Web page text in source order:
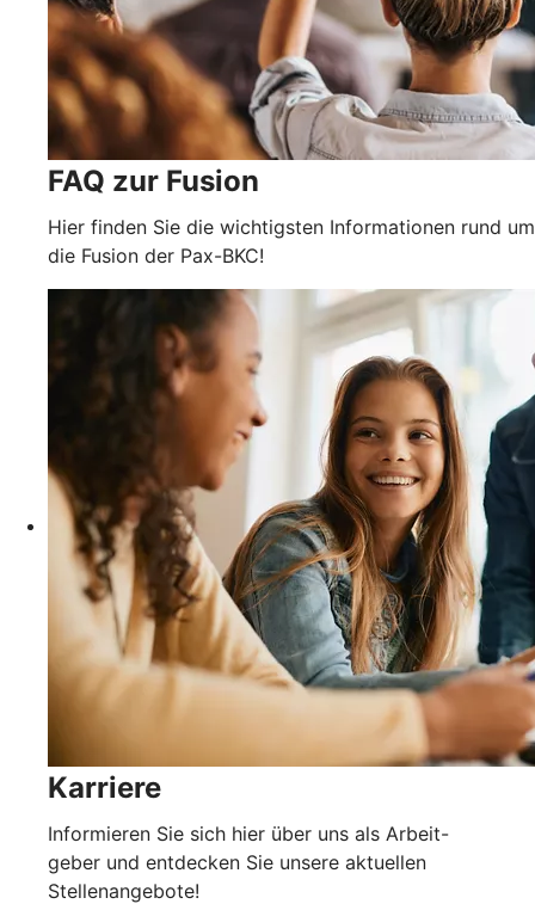
FAQ zur Fusion
Hier finden Sie die wichtigsten Informationen rund um
die Fusion der Pax-BKC!
Karriere
Informieren Sie sich hier über uns als Arbeit-
geber und entdecken Sie unsere aktuellen
Stellenangebote!